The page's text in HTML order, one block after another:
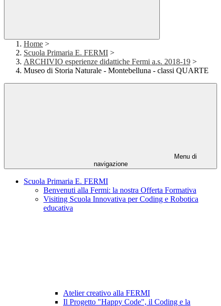
Home >
Scuola Primaria E. FERMI >
ARCHIVIO esperienze didattiche Fermi a.s. 2018-19 >
Museo di Storia Naturale - Montebelluna - classi QUARTE
Menu di
navigazione
Scuola Primaria E. FERMI
Benvenuti alla Fermi: la nostra Offerta Formativa
Visiting Scuola Innovativa per Coding e Robotica
educativa
Atelier creativo alla FERMI
Il Progetto "Happy Code", il Coding e la